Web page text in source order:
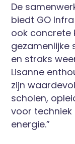
De
biedt GO
ook concrete
gezamenlijke
en straks
Lisanne
zijn
scholen,
voor techniek
energie.”